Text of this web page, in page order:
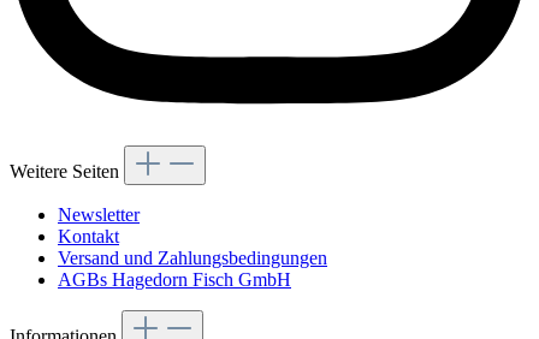
Weitere Seiten
Newsletter
Kontakt
Versand und Zahlungsbedingungen
AGBs Hagedorn Fisch GmbH